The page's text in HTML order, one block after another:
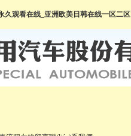
久观看在线_亚洲欧美日韩在线一区二区